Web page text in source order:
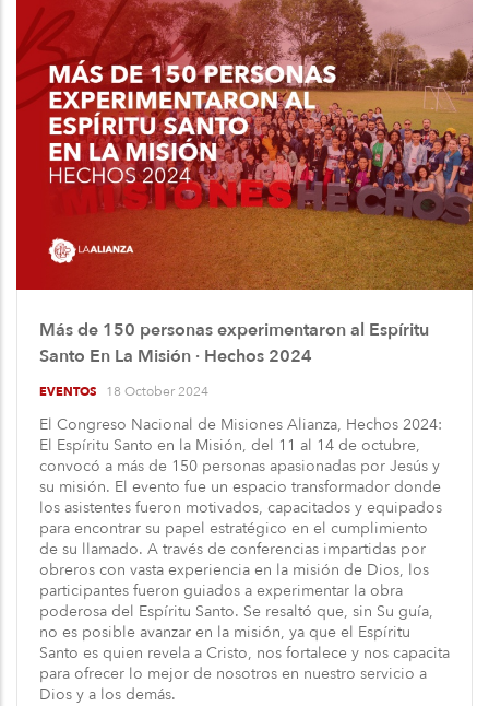
Más de 150 personas experimentaron al Espíritu
Santo En La Misión · Hechos 2024
EVENTOS 18 October 2024
El Congreso Nacional de Misiones Alianza, Hechos 2024:
El Espíritu Santo en la Misión, del 11 al 14 de octubre,
convocó a más de 150 personas apasionadas por Jesús y
su misión. El evento fue un espacio transformador donde
los asistentes fueron motivados, capacitados y equipados
para encontrar su papel estratégico en el cumplimiento
de su llamado. A través de conferencias impartidas por
obreros con vasta experiencia en la misión de Dios, los
participantes fueron guiados a experimentar la obra
poderosa del Espíritu Santo. Se resaltó que, sin Su guía,
no es posible avanzar en la misión, ya que el Espíritu
Santo es quien revela a Cristo, nos fortalece y nos capacita
para ofrecer lo mejor de nosotros en nuestro servicio a
Dios y a los demás.